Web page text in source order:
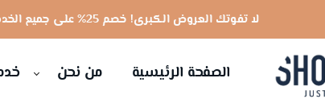
الصفحة الرئيسية من نحن
لا تفوتك العروض الكبرى! خصم 25% على جميع الخدمات